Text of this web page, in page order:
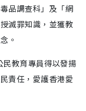
品調查科」及「網
滅罪知識，並獲教
。
教育專員得以發揚
責任，愛護香港愛